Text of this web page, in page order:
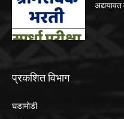
अद्ययावत
प्रकशित विभाग
घडामोडी